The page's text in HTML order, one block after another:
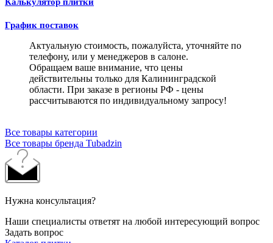
График поставок
Актуальную стоимость, пожалуйста, уточняйте по
телефону, или у менеджеров в салоне.
Обращаем ваше внимание, что цены
действительны только для Калининградской
области. При заказе в регионы РФ - цены
рассчитываются по индивидуальному запросу!
Все товары категории
Все товары бренда Tubadzin
Нужна консультация?
Наши специалисты ответят на любой интересующий вопрос
Задать вопрос